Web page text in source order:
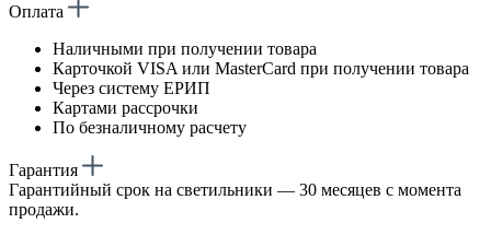
Оплата
Наличными при получении товара
Карточкой VISA или MasterCard при получении товара
Через систему ЕРИП
Картами рассрочки
По безналичному расчету
Гарантия
Гарантийный срок на светильники — 30 месяцев с момента
продажи.